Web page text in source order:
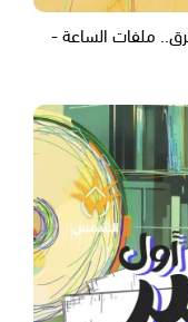
ملفات الساعة -